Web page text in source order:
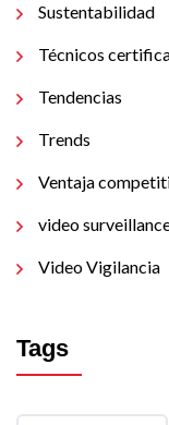
Sustentabilidad
Técnicos
Tendencias
Trends
Ventaja
video
Video Vigilancia
Tags